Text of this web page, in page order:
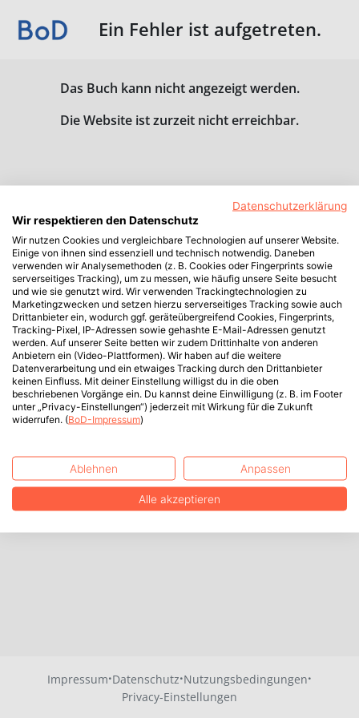
Ein Fehler ist aufgetreten.
Das Buch kann nicht angezeigt werden.
Die Website ist zurzeit nicht erreichbar.
Impressum·Datenschutz·Nutzungsbedingungen·
Privacy-Einstellungen
Datenschutzerklärung
Wir respektieren den Datenschutz
Wir nutzen Cookies und vergleichbare Technologien auf unserer Website.
Einige von ihnen sind essenziell und technisch notwendig. Daneben
verwenden wir Analysemethoden (z. B. Cookies oder Fingerprints sowie
serverseitiges Tracking), um zu messen, wie häufig unsere Seite besucht
und wie sie genutzt wird. Wir verwenden Trackingtechnologien zu
Marketingzwecken und setzen hierzu serverseitiges Tracking sowie auch
Drittanbieter ein, wodurch ggf. geräteübergreifend Cookies, Fingerprints,
Tracking-Pixel, IP-Adressen sowie gehashte E-Mail-Adressen genutzt
werden. Auf unserer Seite betten wir zudem Drittinhalte von anderen
Anbietern ein (Video-Plattformen). Wir haben auf die weitere
Datenverarbeitung und ein etwaiges Tracking durch den Drittanbieter
keinen Einfluss. Mit deiner Einstellung willigst du in die oben
beschriebenen Vorgänge ein. Du kannst deine Einwilligung (z. B. im Footer
unter „Privacy-Einstellungen“) jederzeit mit Wirkung für die Zukunft
widerrufen. (BoD-Impressum)
Ablehnen Anpassen
Alle akzeptieren